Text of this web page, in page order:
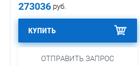
273036 руб.
КУПИТЬ
ОТПРАВИТЬ ЗАПРОС